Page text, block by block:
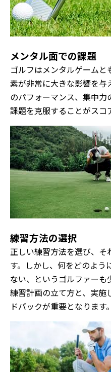
メンタル面での課題
ゴルフはメンタルゲーム
素が非常に大きな影響を与
のパフォーマンス、集中
課題を克服することがスコ
練習方法の選択
正しい練習方法を選び、
す。しかし、何をどのよう
ない、というゴルファー
練習計画の立て方と、実施
ドバックが重要となります。